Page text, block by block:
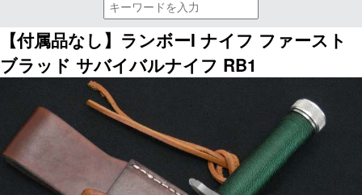
【付属品なし】ランボーI ナイフ ファースト
ブラッド サバイバルナイフ RB1